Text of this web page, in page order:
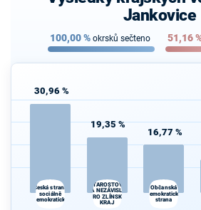
Jankovice
100,00% okrsků sečteno 51,16
30,96 %
Česká strana
sociálně
demokratická
19,35 %
STAROSTOVÉ
A NEZÁVISLÍ
PRO ZLÍNSKÝ
KRAJ
16,77 %
Občanská
demokratická
strana